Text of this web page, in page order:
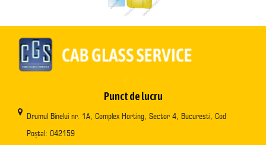
Punct de lucru
Drumul Binelui nr. 1A, Complex Horting, Sector 4, Bucuresti, Cod
Poștal: 042159